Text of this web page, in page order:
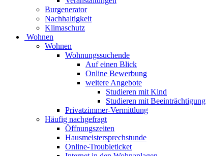
Burgenerator
Nachhaltigkeit
Klimaschutz
Wohnen
Wohnen
Wohnungssuchende
Auf einen Blick
Online Bewerbung
weitere Angebote
Studieren mit Kind
Studieren mit Beeinträchtigung
Privatzimmer-Vermittlung
Häufig nachgefragt
Öffnungszeiten
Hausmeistersprechstunde
Online-Troubleticket